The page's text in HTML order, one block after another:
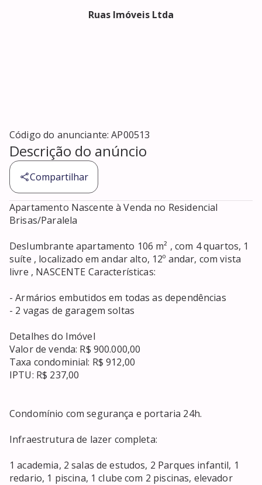
Ruas Imóveis Ltda
Código do anunciante:AP00513
Descrição do anúncio
Compartilhar
Apartamento Nascente à Venda no Residencial
Brisas/Paralela
Deslumbrante apartamento 106 m² , com 4 quartos, 1
suíte , localizado em andar alto, 12º andar, com vista
livre , NASCENTE Características:
- Armários embutidos em todas as dependências
- 2 vagas de garagem soltas
Detalhes do Imóvel
Valor de venda: R$ 900.000,00
Taxa condominial: R$ 912,00
IPTU: R$ 237,00
Condomínio com segurança e portaria 24h.
Infraestrutura de lazer completa:
1 academia, 2 salas de estudos, 2 Parques infantil, 1
redario, 1 piscina, 1 clube com 2 piscinas, elevador